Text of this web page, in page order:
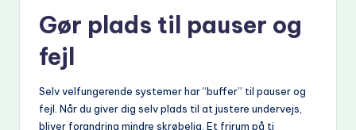
Gør plads til pauser og
fejl
Selv velfungerende systemer har “buffer” til pauser og
fejl. Når du giver dig selv plads til at justere undervejs,
bliver forandring mindre skrøbelig. Et frirum på ti